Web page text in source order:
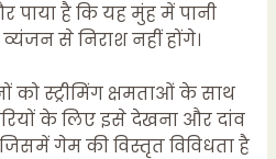
पाया है कि यह मुंह में पानी
से निराश नहीं होंगे।
स्ट्रीमिंग क्षमताओं के साथ
के लिए इसे देखना और दांव
गेम की विस्तृत विविधता है